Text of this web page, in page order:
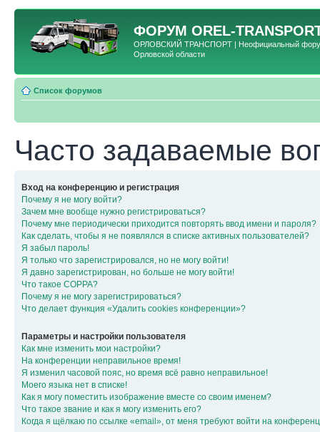
ФОРУМ OREL-
ОРЛОВСКИЙ ТРАНСПОРТ | Неофициальный форум
Орловской области
Список форумов
Часто задаваемые
Вход на конференцию и регистрация
Почему я не могу войти?
Зачем мне вообще нужно регистрироваться?
Почему мне периодически приходится повторять ввод имени и пароля?
Как сделать, чтобы я не появлялся в списке активных пользователей?
Я забыл пароль!
Я только что зарегистрировался, но не могу войти!
Я давно зарегистрирован, но больше не могу войти!
Что такое COPPA?
Почему я не могу зарегистрироваться?
Что делает функция «Удалить cookies конференции»?
Параметры и настройки пользователя
Как мне изменить мои настройки?
На конференции неправильное время!
Я изменил часовой пояс, но время всё равно неправильное!
Моего языка нет в списке!
Как я могу поместить изображение вместе со своим именем?
Что такое звание и как я могу изменить его?
Когда я щёлкаю по ссылке «email», от меня требуют войти на